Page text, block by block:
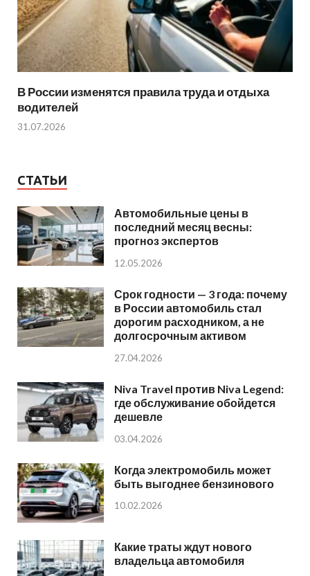
В России изменятся правила труда и отдыха
водителей
31.07.2026
СТАТЬИ
Автомобильные цены в
последний месяц весны:
прогноз экспертов
12.05.2026
Срок годности — 3 года: почему
в России автомобиль стал
дорогим расходником, а не
долгосрочным активом
27.04.2026
Niva Travel против Niva Legend:
где обслуживание обойдется
дешевле
03.04.2026
Когда электромобиль может
быть выгоднее бензинового
10.02.2026
Какие траты ждут нового
владельца автомобиля